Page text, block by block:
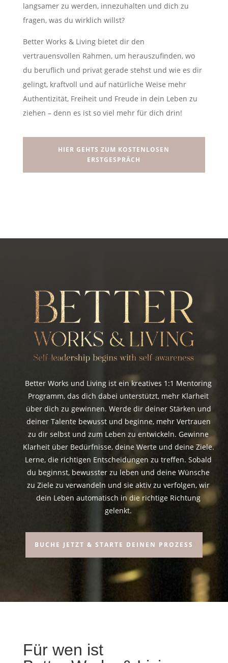
langsamer zu werden, innezuhalten und dich zu
fragen, was du wirklich willst?
Better Works & Living bietet dir den
vertrauensvollen Rahmen, um herauszufinden, wo
du beruflich und privat gerade stehst und wie es dir
gelingt, kraftvoll und auf natürliche Weise mehr
Authentizität, Freiheit und Freude in dein Leben zu
ziehen – denn es ist so viel mehr für dich drin!
HIER GEHTS ZUM KOSTENLOSEN
ERSTGESPRÄCH
Better Works und Living ist ein kreatives 1:1 Mentoring
Programm, das dich dabei unterstützt, mehr Klarheit
über dich zu gewinnen. Werde dir deiner Stärken und
deiner Talente bewusst und beginne, mehr Vertrauen
zu dir selbst und zum Leben zu entwickeln. Gewinne
Klarheit über Bedürfnisse, deine Werte und deine Ziele.
Lerne, die richtigen Entscheidungen zu treffen. Sobald
du beginnst, bewusster zu leben und deine Wünsche
zu Ziele zu verwandeln und sie aktiv zu verfolgen, wir
dein Leben automatisch in die richtige Richtung
gelenkt.
BUCHE JETZT & STARTE DEINEN PROZESS
Für wen ist